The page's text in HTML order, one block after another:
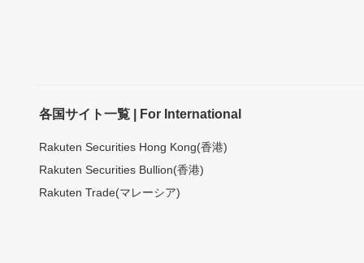
各国サイト一覧 | For International
Rakuten Securities Hong Kong(香港)
Rakuten Securities Bullion(香港)
Rakuten Trade(マレーシア)